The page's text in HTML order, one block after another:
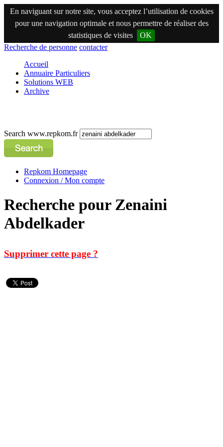
En naviguant sur notre site, vous acceptez l’utilisation de cookies
pour une navigation optimale et nous permettre de réaliser des
statistiques de visites
OK
Recherche de personne contacter
Accueil
Annuaire Particuliers
Solutions WEB
Archive
Search www.repkom.fr
Repkom Homepage
Connexion / Mon compte
Recherche pour Zenaini
Abdelkader
Supprimer cette page ?